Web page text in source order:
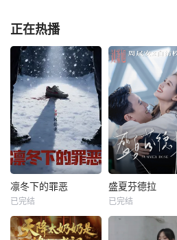
正在热播
凛冬下的罪恶
已完结
盛夏芬德拉
已完结